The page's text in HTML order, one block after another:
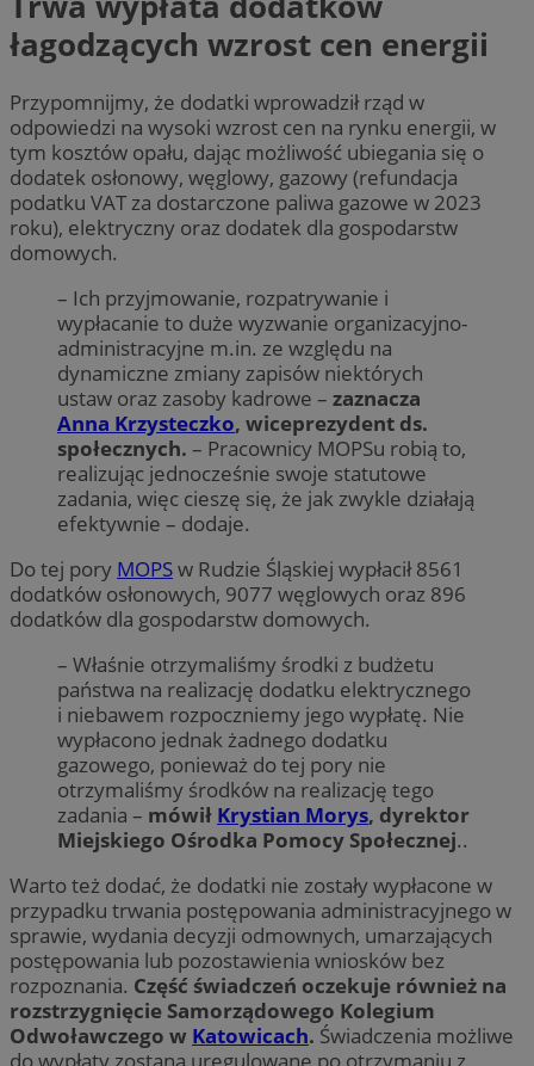
łagodzących wzrost cen energii
Przypomnijmy, że dodatki wprowadził rząd w
odpowiedzi na wysoki wzrost cen na rynku energii, w
tym kosztów opału, dając możliwość ubiegania się o
dodatek osłonowy, węglowy, gazowy (refundacja
podatku VAT za dostarczone paliwa gazowe w 2023
roku), elektryczny oraz dodatek dla gospodarstw
domowych.
– Ich przyjmowanie, rozpatrywanie i
wypłacanie to duże wyzwanie organizacyjno-
administracyjne m.in. ze względu na
dynamiczne zmiany zapisów niektórych
ustaw oraz zasoby kadrowe – zaznacza
Anna Krzysteczko, wiceprezydent ds.
społecznych. – Pracownicy MOPSu robią to,
realizując jednocześnie swoje statutowe
zadania, więc cieszę się, że jak zwykle działają
efektywnie – dodaje.
Do tej pory MOPSw Rudzie Śląskiej wypłacił 8561
dodatków osłonowych, 9077 węglowych oraz 896
dodatków dla gospodarstw domowych.
– Właśnie otrzymaliśmy środki z budżetu
państwa na realizację dodatku elektrycznego
i niebawem rozpoczniemy jego wypłatę. Nie
wypłacono jednak żadnego dodatku
gazowego, ponieważ do tej pory nie
otrzymaliśmy środków na realizację tego
zadania – mówił Krystian Morys, dyrektor
Miejskiego Ośrodka Pomocy Społecznej..
Warto też dodać, że dodatki nie zostały wypłacone w
przypadku trwania postępowania administracyjnego w
sprawie, wydania decyzji odmownych, umarzających
postępowania lub pozostawienia wniosków bez
rozpoznania. Część świadczeń oczekuje również na
rozstrzygnięcie Samorządowego Kolegium
Odwoławczego w Katowicach. Świadczenia możliwe